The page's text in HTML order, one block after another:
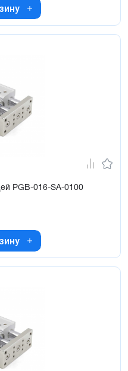
PGB-016-SA-0100